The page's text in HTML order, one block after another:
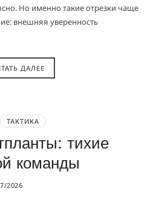
Но именно такие отрезки чаще
внешняя уверенность
ДАЛЕЕ
ТАКТИКА
тихие
команды
2026